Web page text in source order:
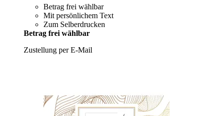
Betrag frei wählbar
Mit persönlichem Text
Zum Selberdrucken
Betrag frei wählbar
Zustellung per E-Mail